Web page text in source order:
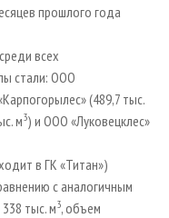
прошлого года
всех
стали: ООО
(489,7 тыс.
м3) и ООО «Луковецклес»
в ГК «Титан»)
с аналогичным
тыс. м3, объем